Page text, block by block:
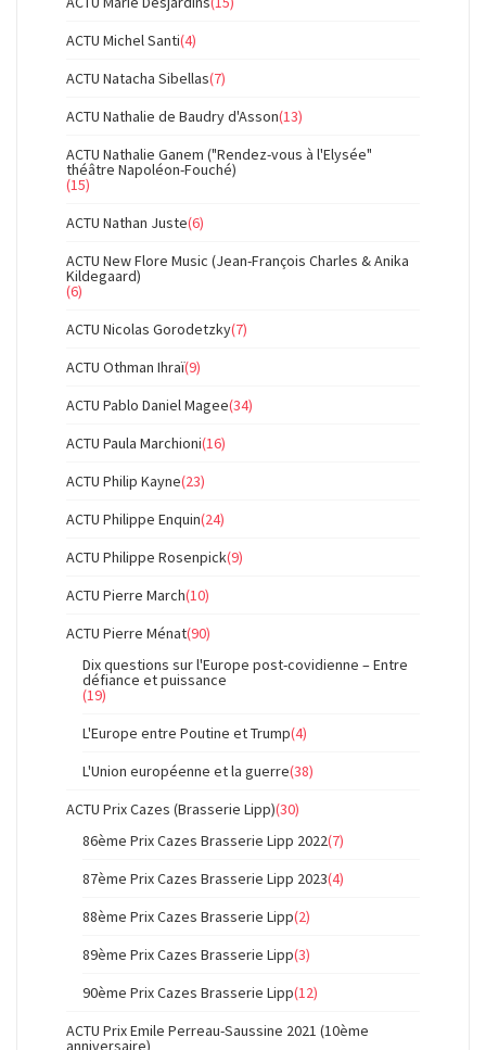
ACTU Michel Santi(4)
ACTU Natacha Sibellas(7)
ACTU Nathalie de Baudry d'Asson(13)
ACTU Nathalie Ganem ("Rendez-vous à l'Elysée"
théâtre Napoléon-Fouché)
(15)
ACTU Nathan Juste(6)
ACTU New Flore Music (Jean-François Charles & Anika
Kildegaard)
(6)
ACTU Nicolas Gorodetzky(7)
ACTU Othman Ihraï(9)
ACTU Pablo Daniel Magee(34)
ACTU Paula Marchioni(16)
ACTU Philip Kayne(23)
ACTU Philippe Enquin(24)
ACTU Philippe Rosenpick(9)
ACTU Pierre March(10)
ACTU Pierre Ménat(90)
Dix questions sur l'Europe post-covidienne – Entre
défiance et puissance
(19)
L'Europe entre Poutine et Trump(4)
L'Union européenne et la guerre(38)
ACTU Prix Cazes (Brasserie Lipp)(30)
86ème Prix Cazes Brasserie Lipp 2022(7)
87ème Prix Cazes Brasserie Lipp 2023(4)
88ème Prix Cazes Brasserie Lipp(2)
89ème Prix Cazes Brasserie Lipp(3)
90ème Prix Cazes Brasserie Lipp(12)
ACTU Prix Emile Perreau-Saussine 2021 (10ème
anniversaire)